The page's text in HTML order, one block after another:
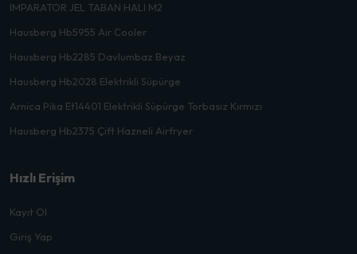
IMPARATOR JEL TABAN HALI M2
Hausberg Hb5955 Air Cooler
Hausberg Hb2285 Davlumbaz Beyaz
Hausberg Hb2028 Elektrikli Süpürge
Arnica Pika Et14401 Elektrikli Süpürge Torbasız Kırmızı
Hausberg Hb2375 Çift Hazneli Airfryer
Hızlı Erişim
Kayıt Ol
Giriş Yap